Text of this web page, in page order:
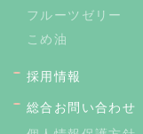
フルーツゼリー
こめ油
採用情報
総合お問い合わせ